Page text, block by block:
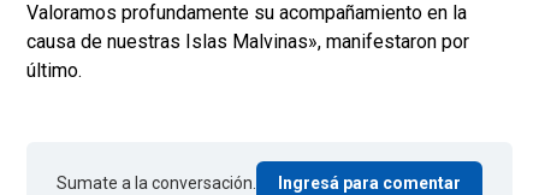
Valoramos profundamente su acompañamiento en la
causa de nuestras Islas Malvinas», manifestaron por
último.
Sumate a la conversación. Ingresá para comentar